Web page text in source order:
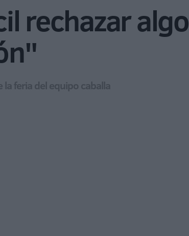
rechazar algo
feria del equipo caballa